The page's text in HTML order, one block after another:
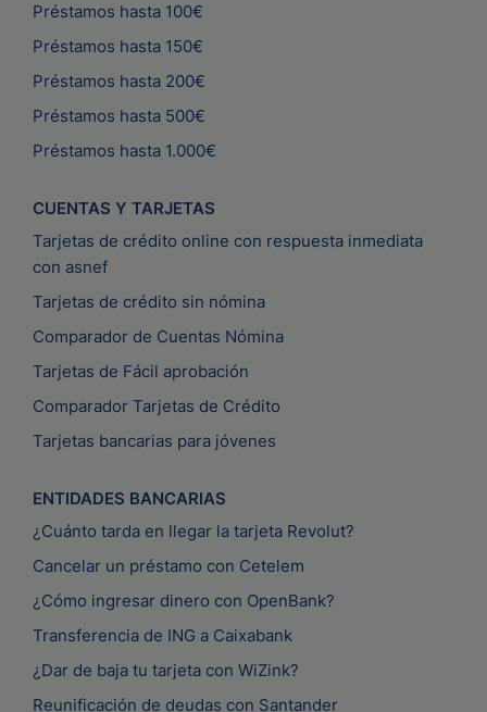
Préstamos hasta 100€
Préstamos hasta 150€
Préstamos hasta 200€
Préstamos hasta 500€
Préstamos hasta 1.000€
CUENTAS Y TARJETAS
Tarjetas de crédito online con respuesta inmediata
con asnef
Tarjetas de crédito sin nómina
Comparador de Cuentas Nómina
Tarjetas de Fácil aprobación
Comparador Tarjetas de Crédito
Tarjetas bancarias para jóvenes
ENTIDADES BANCARIAS
¿Cuánto tarda en llegar la tarjeta Revolut?
Cancelar un préstamo con Cetelem
¿Cómo ingresar dinero con OpenBank?
Transferencia de ING a Caixabank
¿Dar de baja tu tarjeta con WiZink?
Reunificación de deudas con Santander